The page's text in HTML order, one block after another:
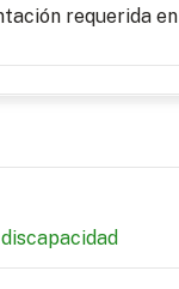
requerida